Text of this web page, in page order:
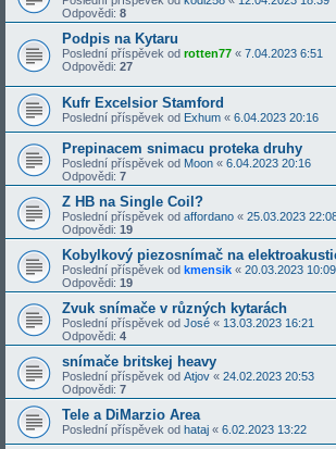
Odpovědi: 8
Podpis na Kytaru
Poslední příspěvek od rotten77 « 7.04.2023 6:51
Odpovědi: 27
Kufr Excelsior Stamford
Poslední příspěvek od Exhum « 6.04.2023 20:16
Prepinacem snimacu proteka druhy
Poslední příspěvek od Moon « 6.04.2023 20:16
Odpovědi: 7
Z HB na Single Coil?
Poslední příspěvek od affordano « 25.03.2023
Odpovědi: 19
Kobylkový piezosnímač na
Poslední příspěvek od kmensik « 20.03.2023 10:09
Odpovědi: 19
Zvuk snímače v různých kytarách
Poslední příspěvek od José « 13.03.2023 16:21
Odpovědi: 4
snímače britskej heavy
Poslední příspěvek od Atjov « 24.02.2023 20:53
Odpovědi: 7
Tele a DiMarzio Area
Poslední příspěvek od hataj « 6.02.2023 13:22